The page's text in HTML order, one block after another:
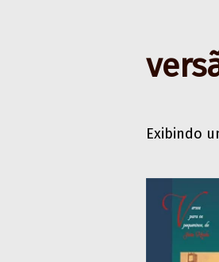
Exibindo